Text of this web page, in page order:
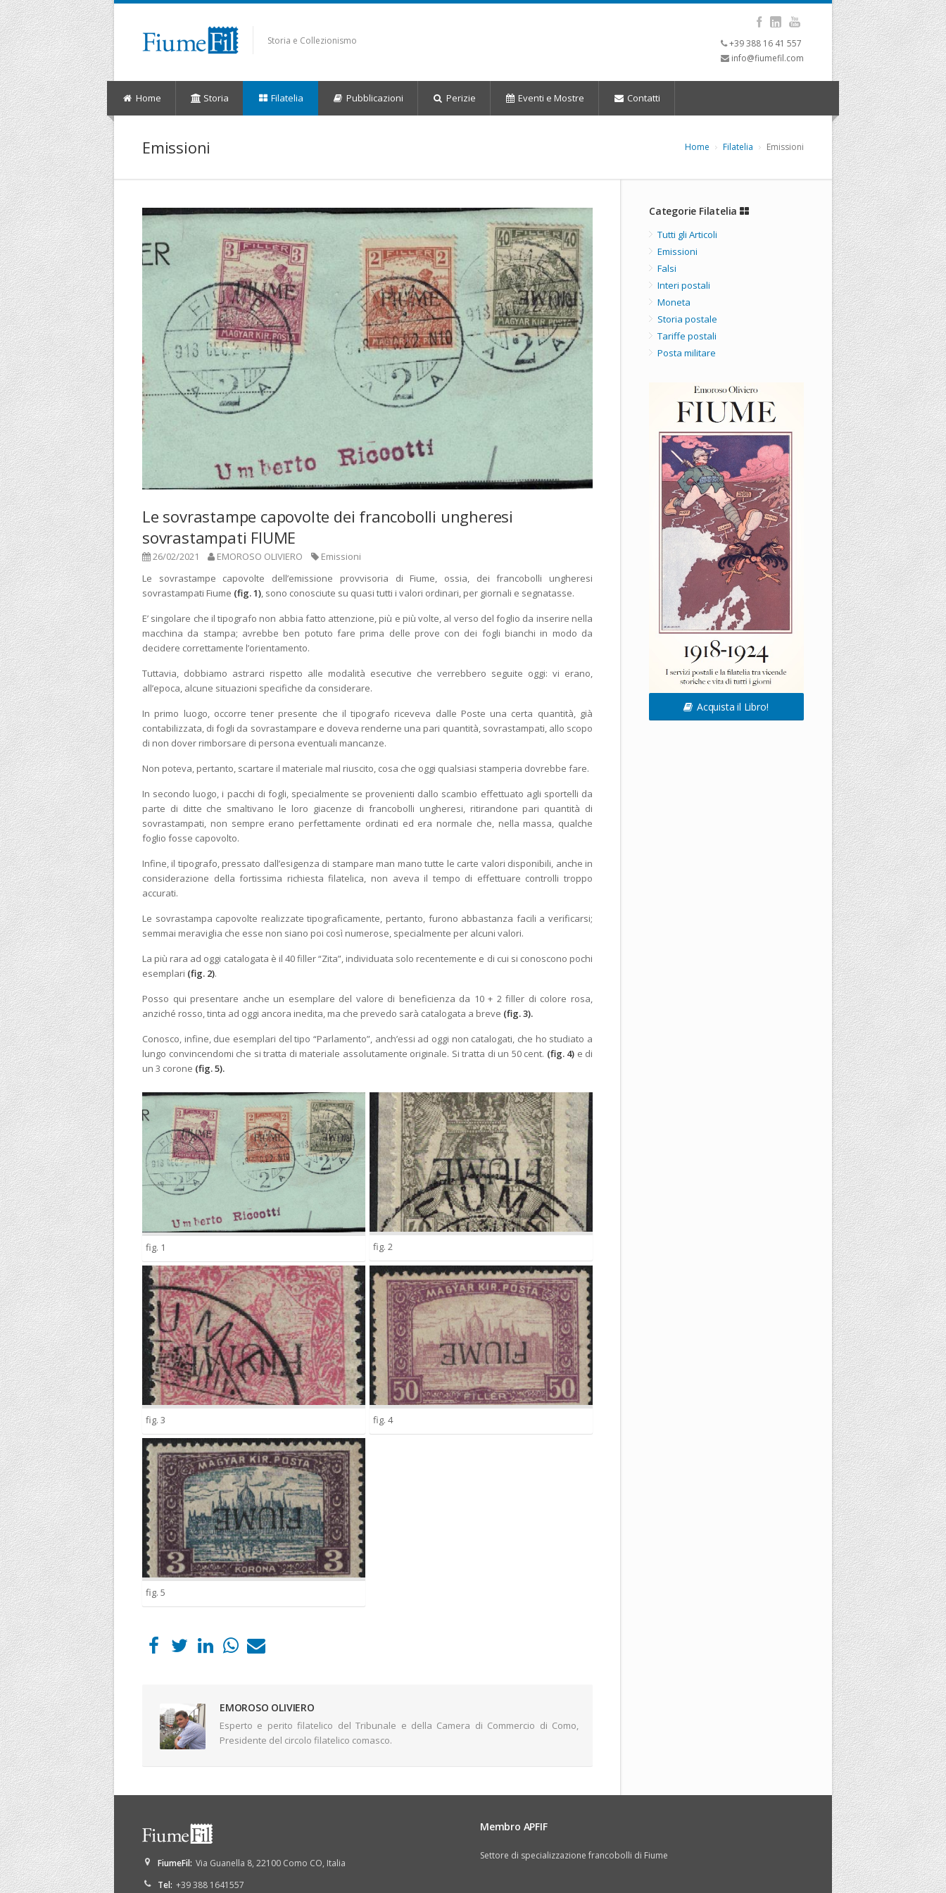
Storia e Collezionismo
+39 388 16 41 557
info@fiumefil.com
Home Storia Filatelia Pubblicazioni Perizie Eventi e Mostre Contatti
Emissioni Home Filatelia Emissioni
Le sovrastampe capovolte dei francobolli ungheresi
sovrastampati FIUME
26/02/2021 EMOROSO OLIVIERO
Emissioni
Le sovrastampe capovolte dell’emissione provvisoria di Fiume, ossia, dei francobolli ungheresi
sovrastampati Fiume (fig. 1), sono conosciute su quasi tutti i valori ordinari, per giornali e segnatasse.
E’ singolare che il tipografo non abbia fatto attenzione, più e più volte, al verso del foglio da inserire nella
macchina da stampa; avrebbe ben potuto fare prima delle prove con dei fogli bianchi in modo da
decidere correttamente l’orientamento.
Tuttavia, dobbiamo astrarci rispetto alle modalità esecutive che verrebbero seguite oggi: vi erano,
all’epoca, alcune situazioni specifiche da considerare.
In primo luogo, occorre tener presente che il tipografo riceveva dalle Poste una certa quantità, già
contabilizzata, di fogli da sovrastampare e doveva renderne una pari quantità, sovrastampati, allo scopo
di non dover rimborsare di persona eventuali mancanze.
Non poteva, pertanto, scartare il materiale mal riuscito, cosa che oggi qualsiasi stamperia dovrebbe fare.
In secondo luogo, i pacchi di fogli, specialmente se provenienti dallo scambio effettuato agli sportelli da
parte di ditte che smaltivano le loro giacenze di francobolli ungheresi, ritirandone pari quantità di
sovrastampati, non sempre erano perfettamente ordinati ed era normale che, nella massa, qualche
foglio fosse capovolto.
Infine, il tipografo, pressato dall’esigenza di stampare man mano tutte le carte valori disponibili, anche in
considerazione della fortissima richiesta filatelica, non aveva il tempo di effettuare controlli troppo
accurati.
Le sovrastampa capovolte realizzate tipograficamente, pertanto, furono abbastanza facili a verificarsi;
semmai meraviglia che esse non siano poi così numerose, specialmente per alcuni valori.
La più rara ad oggi catalogata è il 40 filler “Zita”, individuata solo recentemente e di cui si conoscono pochi
esemplari (fig. 2).
Posso qui presentare anche un esemplare del valore di beneficienza da 10 + 2 filler di colore rosa,
anziché rosso, tinta ad oggi ancora inedita, ma che prevedo sarà catalogata a breve (fig. 3).
Conosco, infine, due esemplari del tipo “Parlamento”, anch’essi ad oggi non catalogati, che ho studiato a
lungo convincendomi che si tratta di materiale assolutamente originale. Si tratta di un 50 cent. (fig. 4) e di
un 3 corone (fig. 5).
fig. 1 fig. 2
fig. 3 fig. 4
fig. 5
EMOROSO OLIVIERO
Esperto e perito filatelico del Tribunale e della Camera di Commercio di Como,
Presidente del circolo filatelico comasco.
Categorie Filatelia
Tutti gli Articoli
Emissioni
Falsi
Interi postali
Moneta
Storia postale
Tariffe postali
Posta militare
Acquista il Libro!
FiumeFil: Via Guanella 8, 22100 Como CO, Italia
Tel: +39 388 1641557
Membro APFIF
Settore di specializzazione francobolli di Fiume